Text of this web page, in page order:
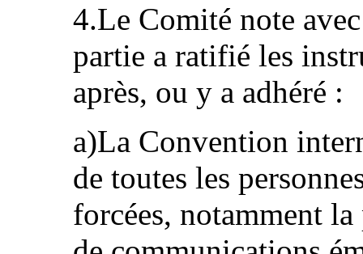
4.Le Comité note
partie a ratifié les
après, ou y a adhéré :
a)La Convention
de toutes les
forcées, notamment